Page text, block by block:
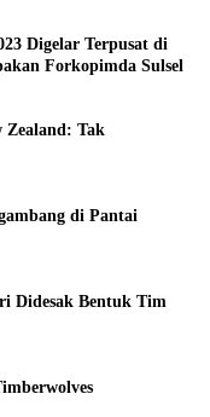
Digelar Terpusat di
Forkopimda Sulsel
Zealand: Tak
di Pantai
Didesak Bentuk Tim